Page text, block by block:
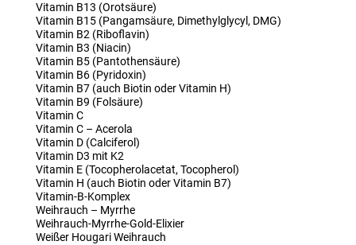
Vitamin B13 (Orotsäure)
Vitamin B15 (Pangamsäure, Dimethylglycyl, DMG)
Vitamin B2 (Riboflavin)
Vitamin B3 (Niacin)
Vitamin B5 (Pantothensäure)
Vitamin B6 (Pyridoxin)
Vitamin B7 (auch Biotin oder Vitamin H)
Vitamin B9 (Folsäure)
Vitamin C
Vitamin C – Acerola
Vitamin D (Calciferol)
Vitamin D3 mit K2
Vitamin E (Tocopherolacetat, Tocopherol)
Vitamin H (auch Biotin oder Vitamin B7)
Vitamin-B-Komplex
Weihrauch – Myrrhe
Weihrauch-Myrrhe-Gold-Elixier
Weißer Hougari Weihrauch